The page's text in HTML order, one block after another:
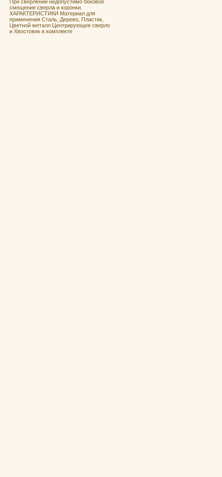
При сверлении недопустимо боковое
смещение сверла и коронки.
ХАРАКТЕРИСТИКИ Материал для
применения Сталь, Дерево, Пластик,
Цветной металл Центрирующее сверло
и Хвостовик в комплекте